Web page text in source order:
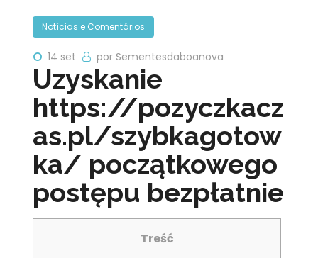
Notícias e Comentários
14 set por Sementesdaboanova
Uzyskanie
https://pozyczkacz
as.pl/szybkagotow
ka/ początkowego
postępu bezpłatnie
Treść